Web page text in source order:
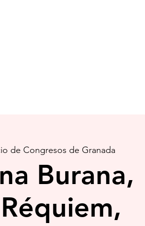
de Congresos de Granada
Burana,